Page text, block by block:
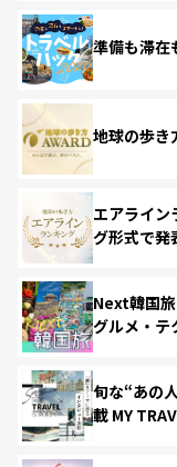
準備も滞
地球の歩き
エアライ
グ形式で発
Next韓国
グルメ・テ
旬な“あの
載 MY